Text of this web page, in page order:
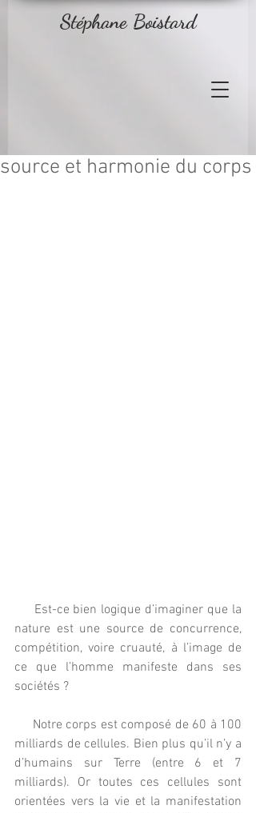
Stéphane Boistard
source et harmonie du corps
nature est une source de concurrence,
compétition, voire cruauté, à l’image de
ce que l’homme manifeste dans ses
sociétés ?
milliards de cellules. Bien plus qu’il n’y a
d’humains sur Terre (entre 6 et 7
milliards). Or toutes ces cellules sont
orientées vers la vie et la manifestation